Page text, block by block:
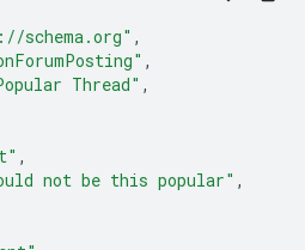
schema.org" ,
,
Thread" ,
,
not be this popular" ,